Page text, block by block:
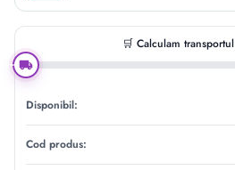
🛒 Calculam
Disponibil:
Cod produs: